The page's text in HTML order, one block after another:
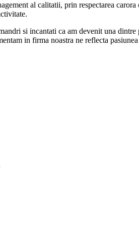
al calitatii, prin respectarea
si incantati ca am devenit una
in firma noastra ne reflecta